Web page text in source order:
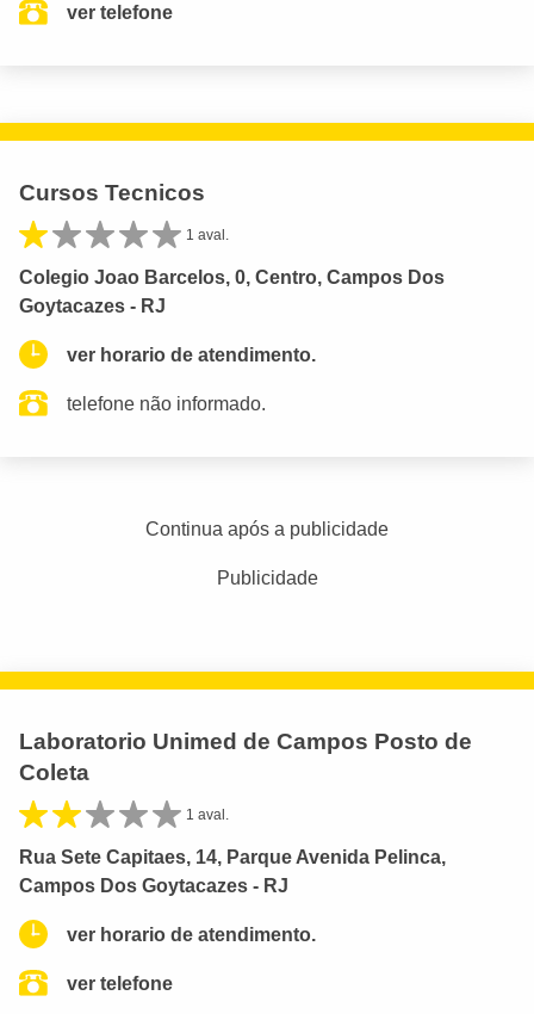
ver telefone
Cursos Tecnicos
1 aval.
Colegio Joao Barcelos, 0, Centro, Campos Dos
Goytacazes - RJ
ver horario de atendimento.
telefone não informado.
Continua após a publicidade
Publicidade
Laboratorio Unimed de Campos Posto de
Coleta
1 aval.
Rua Sete Capitaes, 14, Parque Avenida Pelinca,
Campos Dos Goytacazes - RJ
ver horario de atendimento.
ver telefone